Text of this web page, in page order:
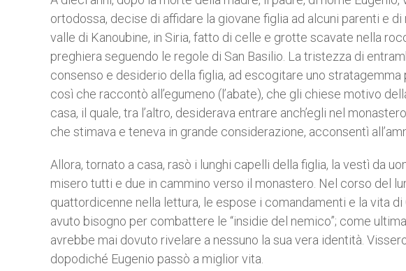
ortodossa, decise di affidare la giovane figlia ad alcuni parenti e
valle di Kanoubine, in Siria, fatto di celle e grotte scavate nella
preghiera seguendo le regole di San Basilio. La tristezza di
consenso e desiderio della figlia, ad escogitare uno stratagemma
così che raccontò all’egumeno (l’abate), che gli chiese motivo
casa, il quale, tra l’altro, desiderava entrare anch’egli nel
che stimava e teneva in grande considerazione, acconsentì
Allora, tornato a casa, rasò i lunghi capelli della figlia, la vestì da
misero tutti e due in cammino verso il monastero. Nel corso del
quattordicenne nella lettura, le espose i comandamenti e la vita
avuto bisogno per combattere le “insidie del nemico”; come
avrebbe mai dovuto rivelare a nessuno la sua vera identità.
dopodiché Eugenio passò a miglior vita.